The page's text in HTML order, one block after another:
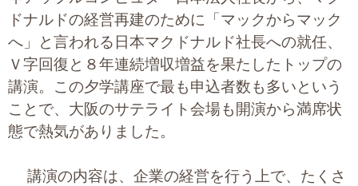
ドナルドの経営再建のために「マックからマック
へ」と言われる日本マクドナルド社長への就任、
Ｖ字回復と８年連続増収増益を果たしたトップの
講演。この夕学講座で最も申込者数も多いという
ことで、大阪のサテライト会場も開演から満席状
態で熱気がありました。
講演の内容は、企業の経営を行う上で、たくさ
プライバシーポリシー
06-6889-6018
営業時間: 9：00～18：009：00～18：00